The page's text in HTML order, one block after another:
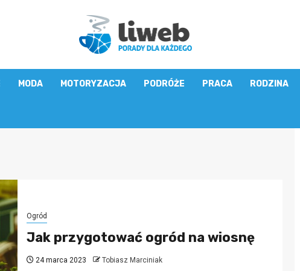
MODA MOTORYZACJA PODRÓŻE PRACA RODZINA
Ogród
Jak przygotować ogród na wiosnę
24 marca 2023 Tobiasz Marciniak